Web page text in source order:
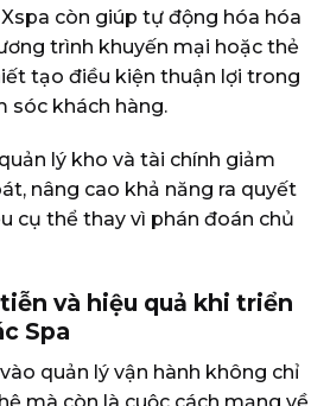
còn giúp tự động hóa hóa
trình khuyến mại hoặc thẻ
tạo điều kiện thuận lợi trong
sóc khách hàng.
lý kho và tài chính giảm
nâng cao khả năng ra quyết
cụ thể thay vì phán đoán chủ
và hiệu quả khi triển
Spa
quản lý vận hành không chỉ